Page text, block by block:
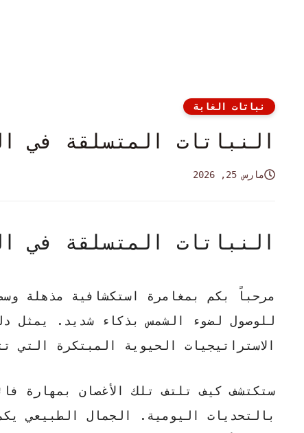
نباتات الغابة
النباتات المتسلقة في
مارس 25, 2026
النباتات المتسلقة في
مرحباً بكم بمغامرة استكشافية مذهلة
للوصول لضوء الشمس بذكاء شديد. يمثل
الاستراتيجيات الحيوية المبتكرة التي
ستكتشف كيف تلتف تلك الأغصان بمهارة
بالتحديات اليومية.
الجمال الطبيعي